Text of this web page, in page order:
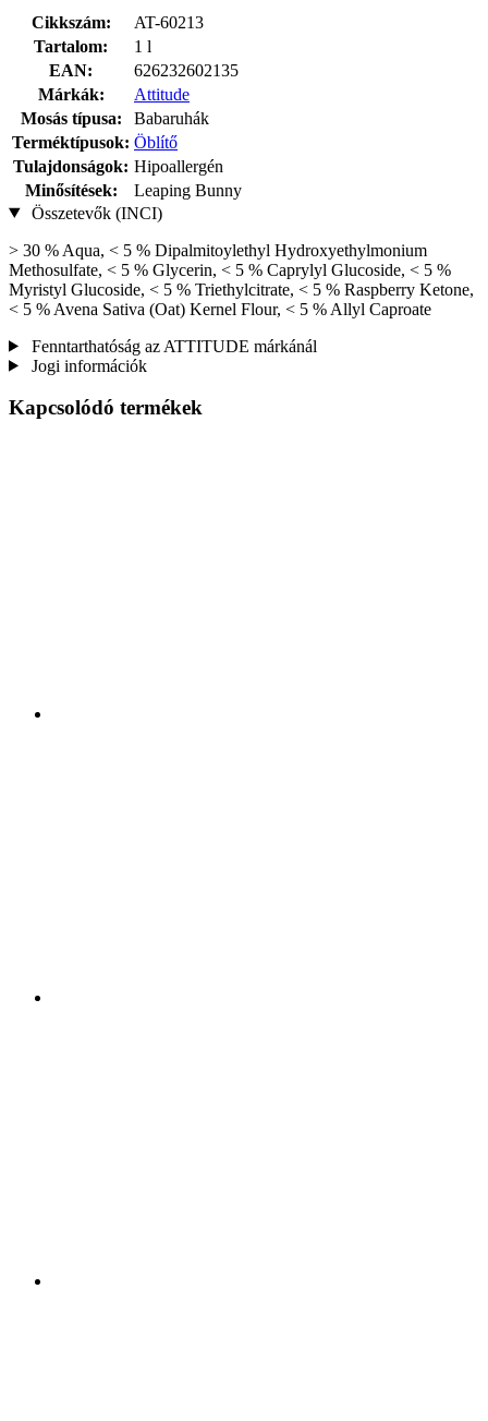
Cikkszám:
AT-60213
Tartalom:
1 l
EAN:
626232602135
Márkák:
Attitude
Mosás típusa:
Babaruhák
Terméktípusok: Öblítő
Tulajdonságok: Hipoallergén
Minősítések:
Leaping Bunny
Összetevők (INCI)
> 30 % Aqua, < 5 % Dipalmitoylethyl Hydroxyethylmonium
Methosulfate, < 5 % Glycerin, < 5 % Caprylyl Glucoside, < 5 %
Myristyl Glucoside, < 5 % Triethylcitrate, < 5 % Raspberry Ketone,
< 5 % Avena Sativa (Oat) Kernel Flour, < 5 % Allyl Caproate
Fenntarthatóság az ATTITUDE márkánál
Jogi információk
Kapcsolódó termékek